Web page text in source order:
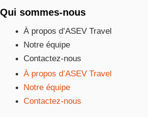
Qui sommes-nous
À propos d’ASEV Travel
Notre équipe
Contactez-nous
À propos d’ASEV Travel
Notre équipe
Contactez-nous